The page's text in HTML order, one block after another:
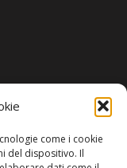
come i cookie
del dispositivo. Il
diritti sono riservati.